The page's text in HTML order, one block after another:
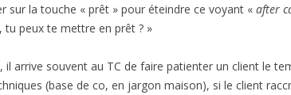
sur la touche « prêt » pour éteindre ce voyant « after
tu peux te mettre en prêt ? »
il arrive souvent au TC de faire patienter un client le
(base de co, en jargon maison), si le client